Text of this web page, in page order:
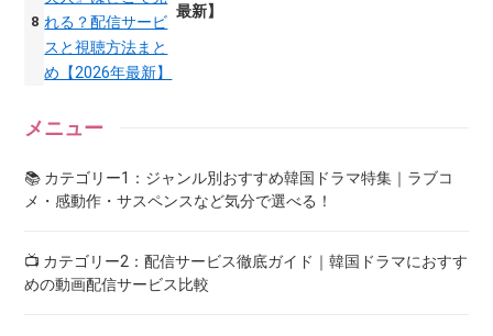
最新】
メニュー
📚 カテゴリー1：ジャンル別おすすめ韓国ドラマ特集｜ラブコ
メ・感動作・サスペンスなど気分で選べる！
📺 カテゴリー2：配信サービス徹底ガイド｜韓国ドラマにおすす
めの動画配信サービス比較